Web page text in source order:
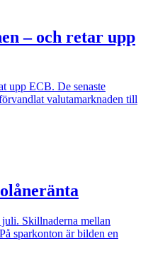
– och retar upp
upp ECB. De senaste
valutamarknaden till
Skillnaderna mellan
sparkonton är bilden en